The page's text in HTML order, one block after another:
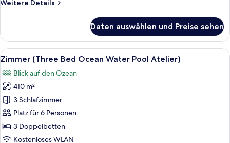
Pool
Weitere Details
(Two
Bedroom
Ocean
Pool
Atelier)
Daten auswählen und Preise sehen
Alle
Fotos
für
Zimmer
(Three
Bed
Ocean
Water
Zimmer (Three Bed Ocean Water
6
Zimmer (Three Bed Ocean Water Pool Atelier)
Blick auf den Ozean
410 m²
3 Schlafzimmer
Platz für 6 Personen
3 Doppelbetten
Kostenloses WLAN